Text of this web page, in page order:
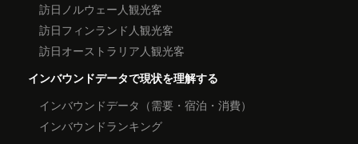
訪日ノルウェー人観光客
訪日フィンランド人観光客
訪日オーストラリア人観光客
インバウンドデータで現状を理解する
インバウンドデータ（需要・宿泊・消費）
インバウンドランキング